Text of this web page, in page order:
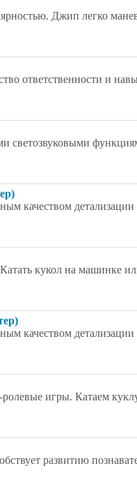
Джип легко
ответственности и
светозвуковыми
качеством
кукол на машинке
качеством
игры. Катаем
развитию